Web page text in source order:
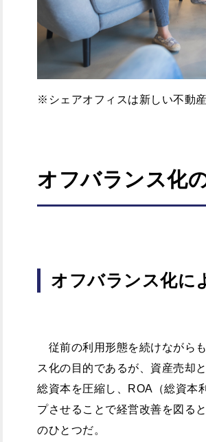
※シェアオフィスは新しい不動
オフバランス化
オフバランス化に
従前の利用形態を続けながら
ス化の目的であるが、資産売却
総資本を圧縮し、ROA（総資本
プさせることで経営改善を図る
のひとつだ。